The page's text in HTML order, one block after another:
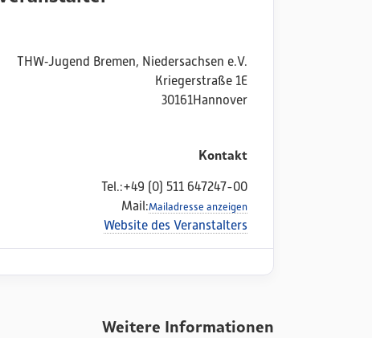
THW‑Jugend Bremen, Niedersachsen e.V.
Kriegerstraße 1E
30161Hannover
Kontakt
Tel.:+49 (0) 511 647247-00
Mail:Mailadresse anzeigen
Website des Veranstalters
Weitere Informationen